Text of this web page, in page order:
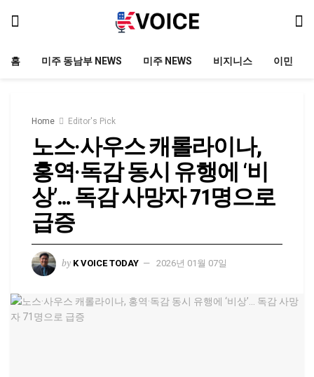
홈 미주 동남부 NEWS 미주 NEWS 비지니스 이민
Home Editor's Pick
노스·사우스 캐롤라이나,
홍역·독감 동시 유행에 ‘비
상’… 독감 사망자 71명으로
급증
by K VOICE TODAY 2026년 01월 07일